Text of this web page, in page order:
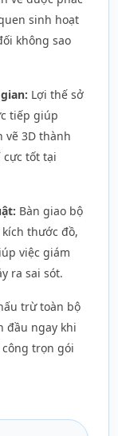
sinh hoạt
không sao
Lợi thế sở
tiếp giúp
vẽ 3D thành
cực tốt tại
Bàn giao bộ
thước đồ,
việc giám
ra sai sót.
trừ toàn bộ
đầu ngay khi
trọn gói